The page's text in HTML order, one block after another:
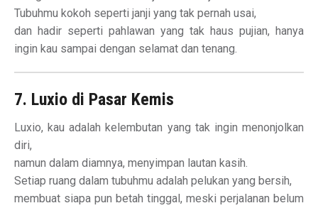
Tubuhmu kokoh seperti janji yang tak pernah usai,
dan hadir seperti pahlawan yang tak haus pujian, hanya
ingin kau sampai dengan selamat dan tenang.
7. Luxio di Pasar Kemis
Luxio, kau adalah kelembutan yang tak ingin menonjolkan
diri,
namun dalam diamnya, menyimpan lautan kasih.
Setiap ruang dalam tubuhmu adalah pelukan yang bersih,
membuat siapa pun betah tinggal, meski perjalanan belum